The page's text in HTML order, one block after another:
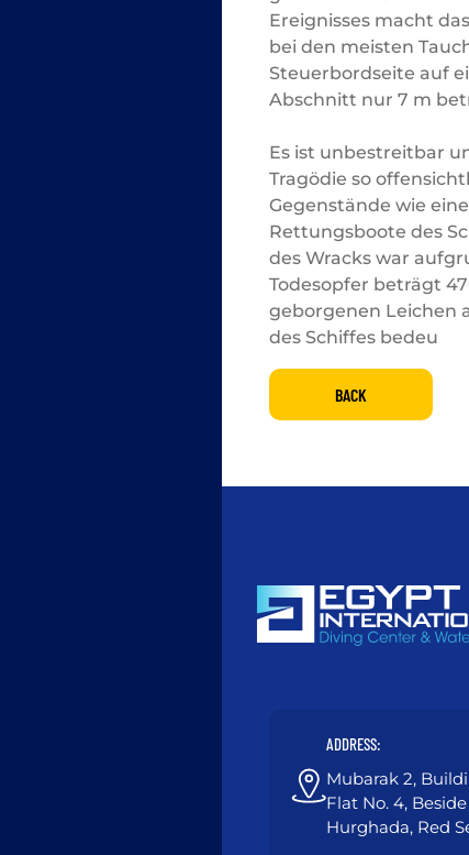
Ereignisses macht
bei den meisten
Steuerbordseite auf
Abschnitt nur 7 m
Es ist unbestreitbar
Tragödie so
Gegenstände wie
Rettungsboote des
des Wracks war
Todesopfer beträgt
geborgenen Leichen
des Schiffes bedeu
BACK
ADDRESS:
Mubarak 2,
Flat No. 4,
Hurghada, Red